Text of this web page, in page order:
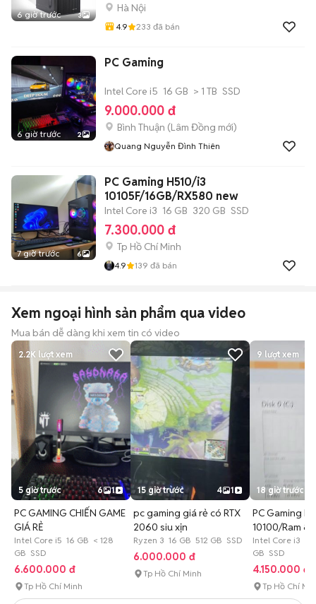
6 giờ trước 3
Hà Nội
4.9 233 đã bán
6 giờ trước 2
PC Gaming
Intel Core i5 16 GB > 1 TB SSD
9.000.000 đ
Bình Thuận (Lâm Đồng mới)
Quang Nguyễn Đình Thiên
7 giờ trước 6
PC Gaming H510/i3
10105F/16GB/RX580 new
Intel Core i3 16 GB 320 GB SSD
7.300.000 đ
Tp Hồ Chí Minh
4.9 139 đã bán
Xem ngoại hình sản phẩm qua video
Mua bán dễ dàng khi xem tin có video
2.2K lượt xem
5 giờ trước 6 1
PC GAMING CHIẾN GAME
GIÁ RẺ
Intel Core i5 16 GB < 128
GB SSD
6.600.000 đ
Tp Hồ Chí Minh
15 giờ trước 4 1
pc gaming giá rẻ có RTX
2060 siu xịn
Ryzen 3 16 GB 512 GB SSD
6.000.000 đ
Tp Hồ Chí Minh
9 lượt xem
18 giờ trước
PC Gaming
10100/Ram 8/
2gb/SSD 240
Intel Core i3 8
GB SSD
4.150.000 đ
Tp Hồ Chí